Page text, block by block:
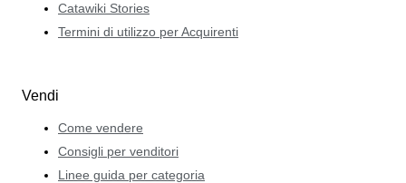
Catawiki Stories
Termini di utilizzo per Acquirenti
Vendi
Come vendere
Consigli per venditori
Linee guida per categoria